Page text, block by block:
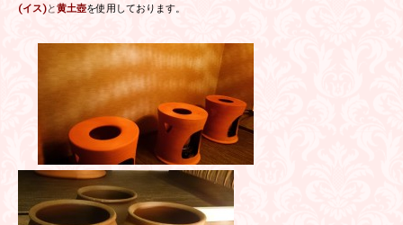
(イス)と黄土壺を使用しております。